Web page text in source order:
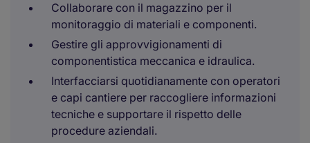
Collaborare con il magazzino per il
monitoraggio di materiali e componenti.
Gestire gli approvvigionamenti di
componentistica meccanica e idraulica.
Interfacciarsi quotidianamente con operatori
e capi cantiere per raccogliere informazioni
tecniche e supportare il rispetto delle
procedure aziendali.